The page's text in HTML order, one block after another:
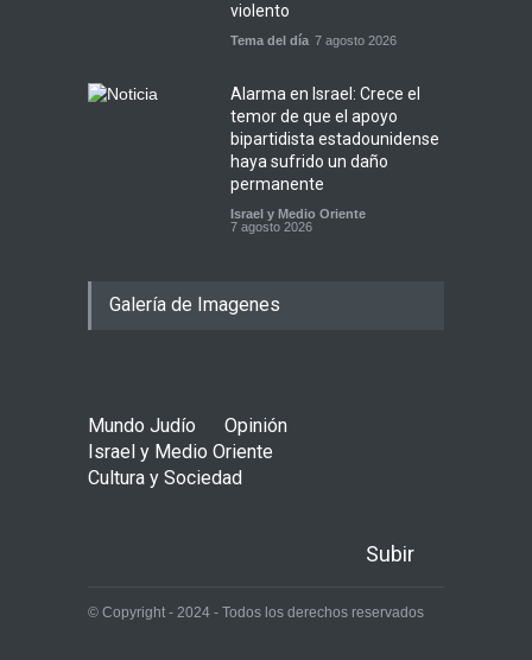
violento
Tema del día 7 agosto 2026
Alarma en Israel: Crece el
temor de que el apoyo
bipartidista estadounidense
haya sufrido un daño
permanente
Israel y Medio Oriente
7 agosto 2026
Galería de Imagenes
Mundo Judío
Opinión
Israel y Medio Oriente
Cultura y Sociedad
Subir
© Copyright - 2024 - Todos los derechos reservados